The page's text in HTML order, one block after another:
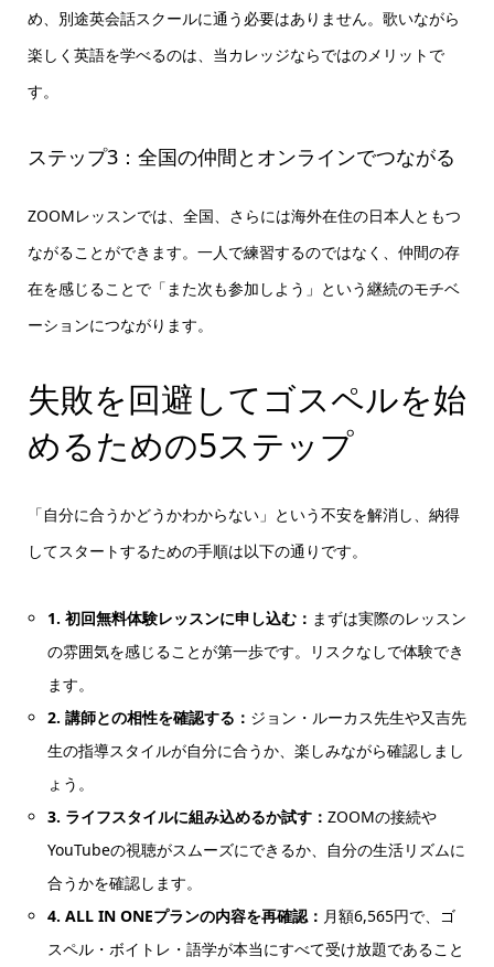
め、別途英会話スクールに通う必要はありません。歌いながら
楽しく英語を学べるのは、当カレッジならではのメリットで
す。
ステップ3：全国の仲間とオンラインでつながる
ZOOMレッスンでは、全国、さらには海外在住の日本人ともつ
ながることができます。一人で練習するのではなく、仲間の存
在を感じることで「また次も参加しよう」という継続のモチベ
ーションにつながります。
失敗を回避してゴスペルを始
めるための5ステップ
「自分に合うかどうかわからない」という不安を解消し、納得
してスタートするための手順は以下の通りです。
1. 初回無料体験レッスンに申し込む： まずは実際のレッスン
の雰囲気を感じることが第一歩です。リスクなしで体験でき
ます。
2. 講師との相性を確認する： ジョン・ルーカス先生や又吉先
生の指導スタイルが自分に合うか、楽しみながら確認しまし
ょう。
3. ライフスタイルに組み込めるか試す：ZOOMの接続や
YouTubeの視聴がスムーズにできるか、自分の生活リズムに
合うかを確認します。
4. ALL IN ONEプランの内容を再確認： 月額6,565円で、ゴ
スペル・ボイトレ・語学が本当にすべて受け放題であること